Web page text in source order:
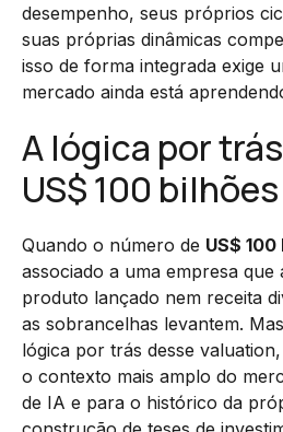
desempenho, seus próprios
suas próprias dinâmicas
isso de forma integrada exige
mercado ainda está
A lógica por
US$ 100 bilhões
Quando o número de US$
associado a uma empresa que
produto lançado nem receita
as sobrancelhas levantem.
lógica por trás desse
o contexto mais amplo do
de IA e para o histórico da